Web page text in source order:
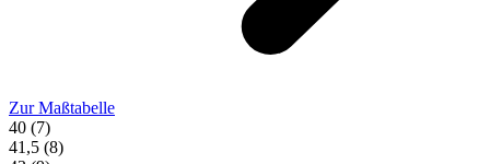
Zur Maßtabelle
40 (7)
41,5 (8)